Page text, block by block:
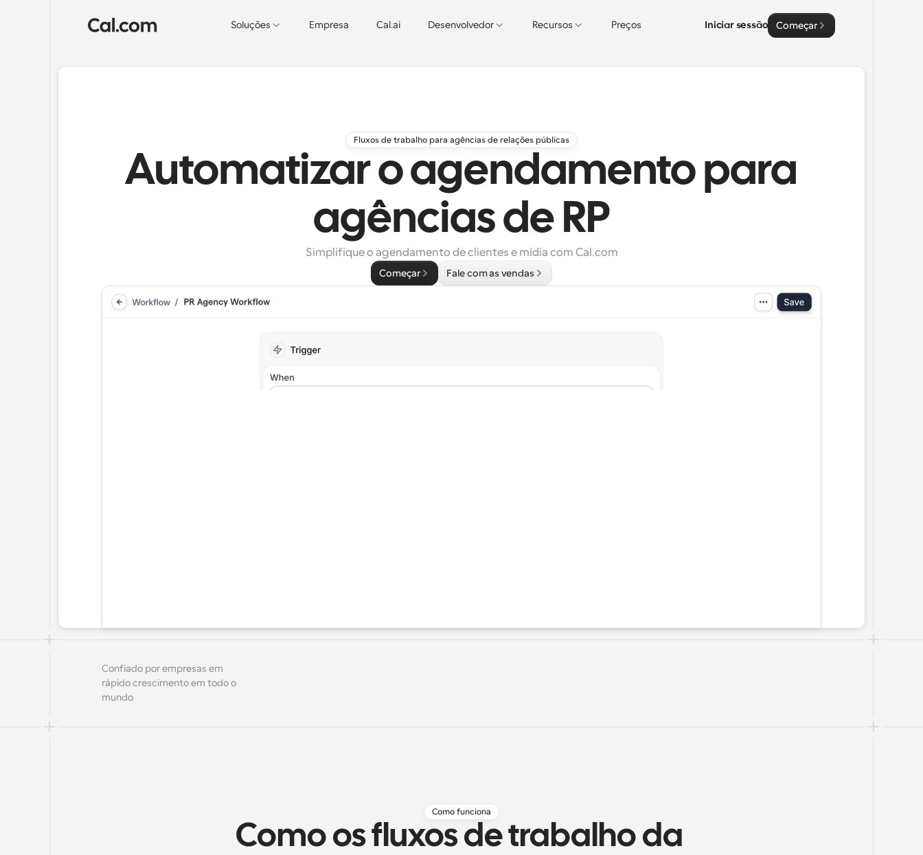
Soluções Empresa Cal.ai Desenvolvedor Recursos Preços Iniciar sessão Começar
Fluxos de trabalho para agências de relações públicas
Automatizar o agendamento para
agências de RP
Simplifique o agendamento de clientes e mídia com Cal.com
Começar Fale com as vendas
Confiado por empresas em
rápido crescimento em todo o
mundo
Como funciona
Como os fluxos de trabalho da